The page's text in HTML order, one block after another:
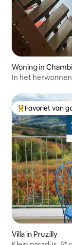
Woning in
In het
Topfavoriet van
Favoriet van
Villa in Pruzilly